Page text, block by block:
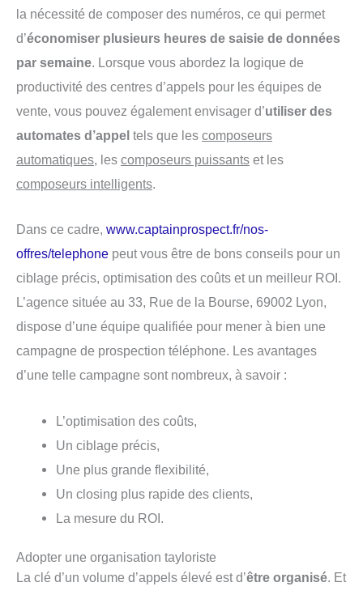
la nécessité de composer des numéros, ce qui permet
d’économiser plusieurs heures de saisie de données
par semaine. Lorsque vous abordez la logique de
productivité des centres d’appels pour les équipes de
vente, vous pouvez également envisager d’utiliser des
automates d’appel tels que les composeurs
automatiques, les composeurs puissants et les
composeurs intelligents.
Dans ce cadre, www.captainprospect.fr/nos-
offres/telephone peut vous être de bons conseils pour un
ciblage précis, optimisation des coûts et un meilleur ROI.
L’agence située au 33, Rue de la Bourse, 69002 Lyon,
dispose d’une équipe qualifiée pour mener à bien une
campagne de prospection téléphone. Les avantages
d’une telle campagne sont nombreux, à savoir :
L’optimisation des coûts,
Un ciblage précis,
Une plus grande flexibilité,
Un closing plus rapide des clients,
La mesure du ROI.
Adopter une organisation tayloriste
La clé d’un volume d’appels élevé est d’être organisé. Et